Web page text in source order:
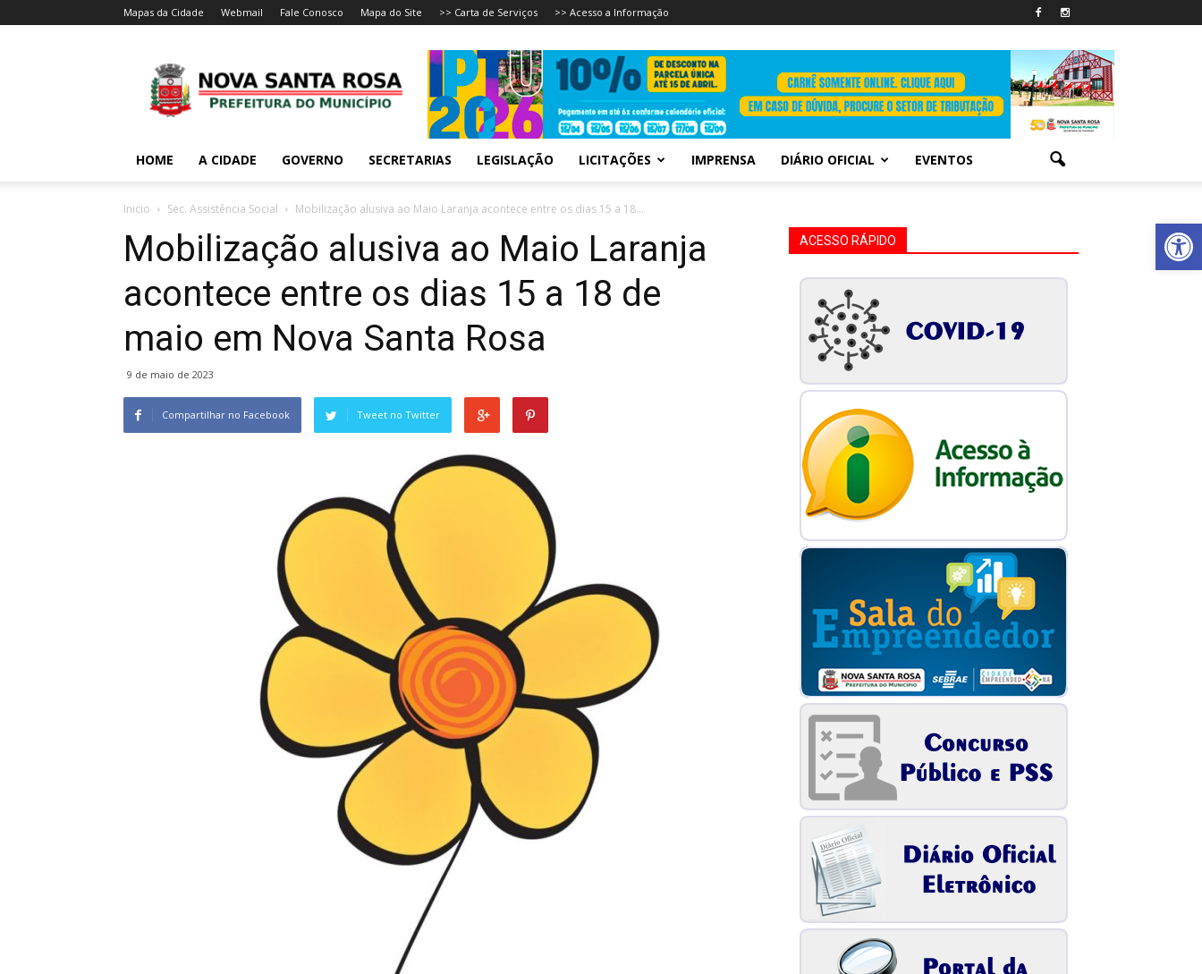
Abrir
Mapas da Cidade Webmail Fale Conosco Mapa do Site >> Carta de Serviços >> Acesso a Informação
HOME A CIDADE GOVERNO SECRETARIAS LEGISLAÇÃO LICITAÇÕES IMPRENSA DIÁRIO OFICIAL EVENTOS
Inicio Sec. Assistência Social Mobilização alusiva ao Maio Laranja acontece entre os dias 15 a 18...
Mobilização alusiva ao Maio Laranja
acontece entre os dias 15 a 18 de
maio em Nova Santa Rosa
9 de maio de 2023
Compartilhar no Facebook Tweet no Twitter
ACESSO RÁPIDO